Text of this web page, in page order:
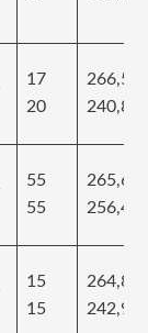
17
20
55
55
265,6
15
15